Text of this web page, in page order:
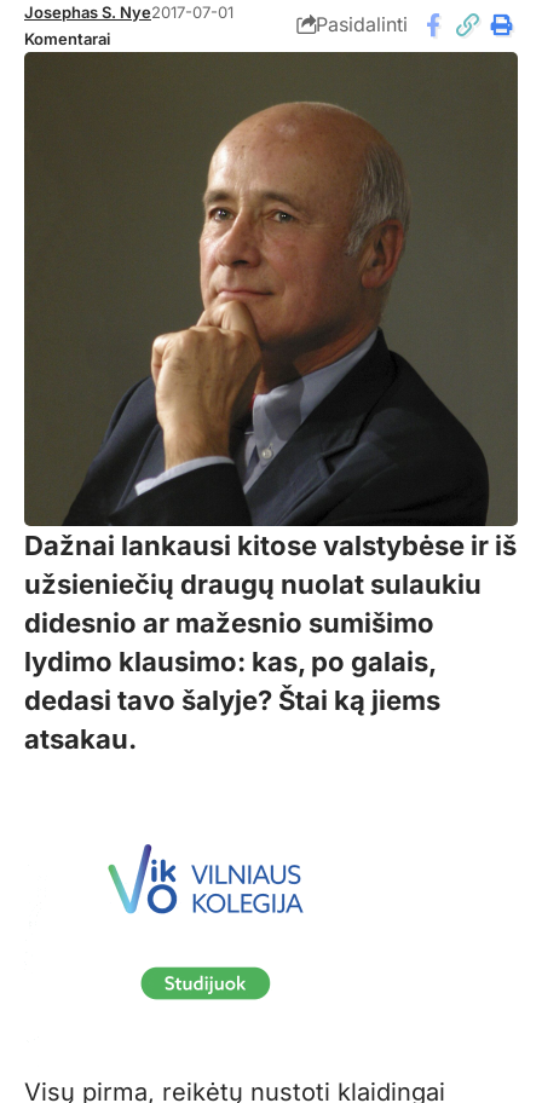
Josephas S. Nye2017-07-01
Komentarai
Pasidalinti
Dažnai lankausi kitose valstybėse ir iš
užsieniečių draugų nuolat sulaukiu
didesnio ar mažesnio sumišimo
lydimo klausimo: kas, po galais,
dedasi tavo šalyje? Štai ką jiems
atsakau.
Visų pirma, reikėtų nustoti klaidingai